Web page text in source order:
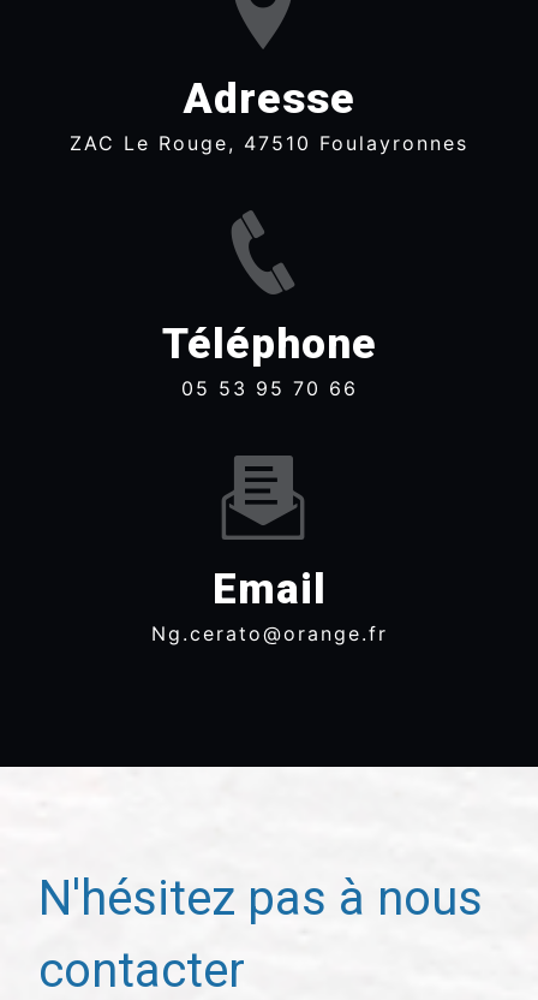
Adresse
ZAC Le Rouge, 47510 Foulayronnes
Téléphone
05 53 95 70 66
Email
ng.cerato@orange.fr
N'hésitez pas à nous
contacter